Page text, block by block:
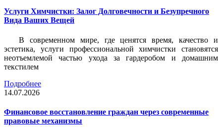
Услуги Химчистки: Залог Долговечности и Безупречного
Вида Ваших Вещей
В современном мире, где ценятся время, качество и
эстетика, услуги профессиональной химчистки становятся
неотъемлемой частью ухода за гардеробом и домашним
текстилем
Подробнее
14.07.2026
Финансовое восстановление граждан через современные
правовые механизмы